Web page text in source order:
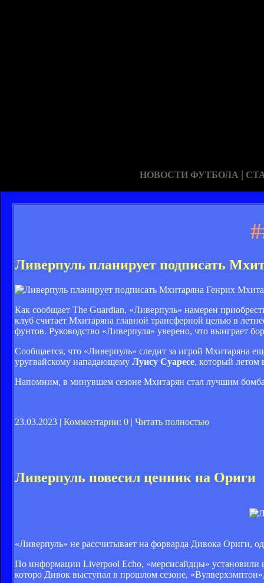
НОВОСТИ ФУТБОЛА |
Ливерпуль планирует подписать
Генрих
Как сообщает The Guardian, «Ливерпуль» намерен
клуб считает Мхитаряна главной трансферной целью в
фунтов. Руководство «Ливерпуля» уверено, что выиграет
Сообщается, что «Ливерпуль» следит за игрой Мхитаряна
уругвайскому нападающему Луису Суаресе, который летом
Напомним, в минувшем сезоне Мхитарян стал лучшим
23.03.2023 | Комментарии: 0 | Читать полностью
Ливерпуль повесил ценник на Ориги
«Ливерпуль» не рассчитывает на форварда Дивока Ориги,
По информации Liverpool Echo, «мерсисайдцы» установили
которо Дивок выступал в прошлом сезоне,